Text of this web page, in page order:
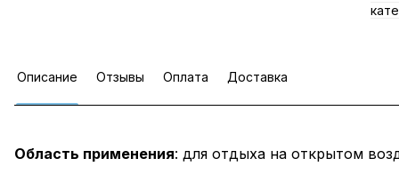
Описание Отзывы Оплата Доставка
Область применения: для отдыха на открытом